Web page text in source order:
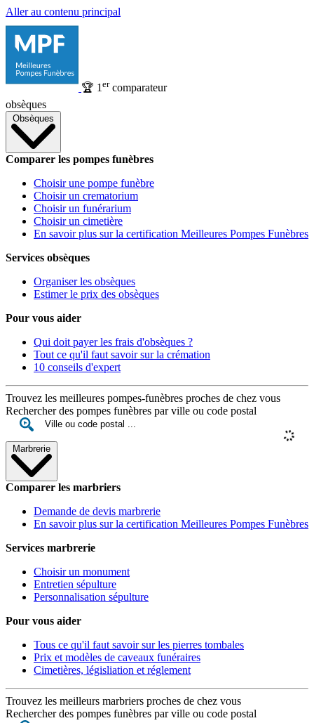
Aller au contenu principal
🏆 1 ercomparateur
obsèques
Obsèques
Comparer les pompes funèbres
Choisir une pompe funèbre
Choisir un crematorium
Choisir un funérarium
Choisir un cimetière
En savoir plus sur la certification Meilleures Pompes Funèbres
Services obsèques
Organiser les obsèques
Estimer le prix des obsèques
Pour vous aider
Qui doit payer les frais d'obsèques ?
Tout ce qu'il faut savoir sur la crémation
10 conseils d'expert
Trouvez les meilleures pompes-funèbres proches de chez vous
Rechercher des pompes funèbres par ville ou code postal
Marbrerie
Comparer les marbriers
Demande de devis marbrerie
En savoir plus sur la certification Meilleures Pompes Funèbres
Services marbrerie
Choisir un monument
Entretien sépulture
Personnalisation sépulture
Pour vous aider
Tous ce qu'il faut savoir sur les pierres tombales
Prix et modèles de caveaux funéraires
Cimetières, législiation et réglement
Trouvez les meilleurs marbriers proches de chez vous
Rechercher des pompes funèbres par ville ou code postal